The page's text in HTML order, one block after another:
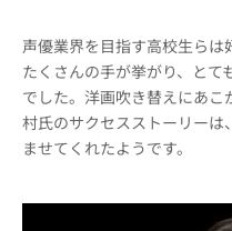
声優業界を目指す高校生ら
たくさんの手が挙がり、と
でした。洋画吹き替えにあ
村氏のサクセスストーリーは
ませてくれたようです。